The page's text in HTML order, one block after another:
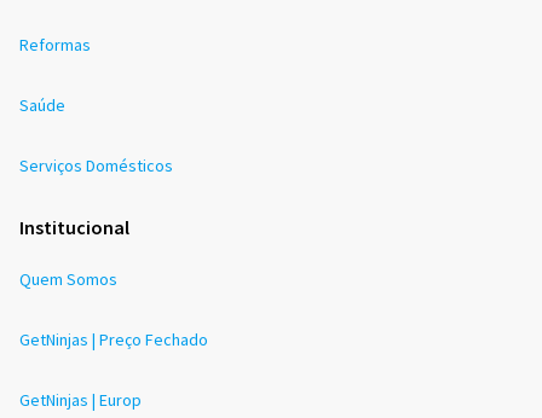
Reformas
Saúde
Serviços Domésticos
Institucional
Quem Somos
GetNinjas | Preço Fechado
GetNinjas | Europ